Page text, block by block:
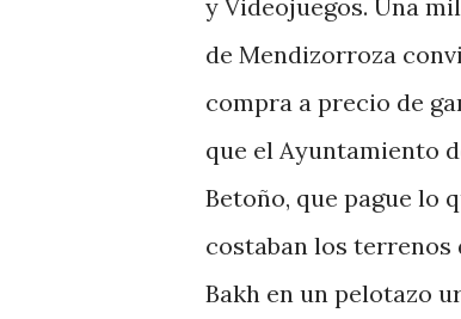
y Videojuegos. Una
de Mendizorroza
compra a precio de
que el Ayuntamiento
Betoño, que pague lo
costaban los terrenos
Bakh en un pelotazo